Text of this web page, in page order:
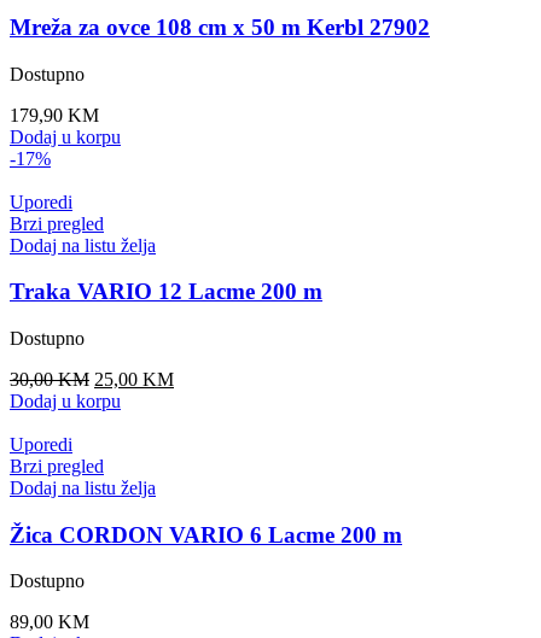
Mreža za ovce 108 cm x 50 m Kerbl 27902
Dostupno
179,90 KM
Dodaj u korpu
-17%
Uporedi
Brzi pregled
Dodaj na listu želja
Traka VARIO 12 Lacme 200 m
Dostupno
30,00KM Original
price
25,00 KMCurrent
Dodaj u korpu
Uporedi
Brzi pregled
Dodaj na listu želja
Žica CORDON VARIO 6 Lacme 200 m
Dostupno
89,00 KM